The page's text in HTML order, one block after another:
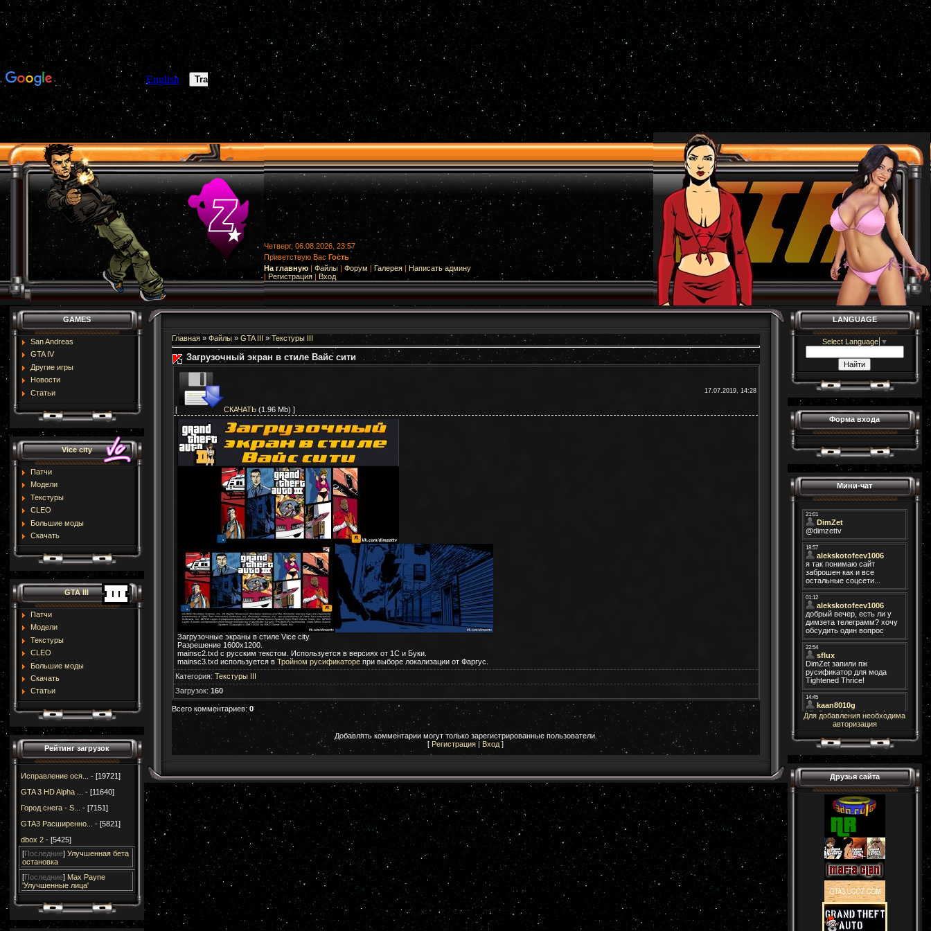
Четверг, 06.08.2026, 23:57
Приветствую Вас Гость
На главную | Файлы | Форум |Галерея | Написать админу
| Регистрация | Вход
GAMES
San Andreas
GTA IV
Другие игры
Новости
Статьи
Vice city
Патчи
Модели
Текстуры
CLEO
Большие моды
Скачать
GTA III
Патчи
Модели
Текстуры
CLEO
Большие моды
Скачать
Статьи
Рейтинг загрузок
Исправление ося...
- [19721]
GTA 3 HD Alpha ...
- [11640]
Город снега - S...
- [7151]
GTA3 Расширенно...
- [5821]
dbox 2- [5425]
[Последние] Улучшенная бета
остановка
[Последние] Max Payne
'Улучшенные лица'
Главная» Файлы»GTA III»Текстуры III
Загрузочный экран в стиле Вайс сити
[ СКАЧАТЬ(1.96 Mb) ]
17.07.2019, 14:28
Загрузочные экраны в стиле Vice city.
Разрешение 1600х1200.
mainsc2.txd с русским текстом. Используется в версиях от 1С и Буки.
mainsc3.txd используется в Тройном русификаторепри выборе локализации от Фаргус.
Категория: Текстуры III
Загрузок: 160
Всего комментариев: 0
Добавлять комментарии могут только зарегистрированные пользователи.
[ Регистрация | Вход ]
LANGUAGE
Select Language ▼
Форма входа
Мини-чат
Для добавления необходима
авторизация
Друзья сайта